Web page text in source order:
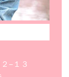
−１３